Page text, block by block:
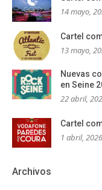
14 mayo,
Cartel
13 mayo,
Nuevas
en Seine
22 abril,
Cartel
1 abril, 2026
Archivos